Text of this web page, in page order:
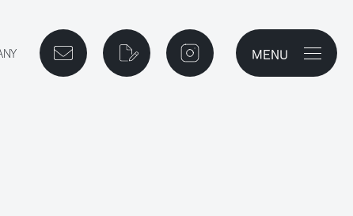
メニューを
MENU